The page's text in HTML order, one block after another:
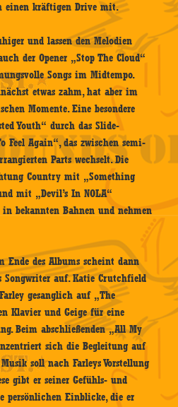
einen kräftigen Drive mit.
und lassen den Melodien
der Opener „Stop The Cloud“
Songs im Midtempo.
etwas zahm, hat aber im
Momente. Eine besondere
Youth“ durch das Slide-
Feel Again“, das zwischen semi-
Parts wechselt. Die
Country mit „Something
mit „Devil’s In NOLA“
bekannten Bahnen und nehmen
Ende des Albums scheint dann
Songwriter auf. Katie Crutchfield
gesanglich auf „The
Klavier und Geige für eine
Beim abschließenden „All My
sich die Begleitung auf
soll nach Farleys Vorstellung
gibt er seiner Gefühls- und
persönlichen Einblicke, die er